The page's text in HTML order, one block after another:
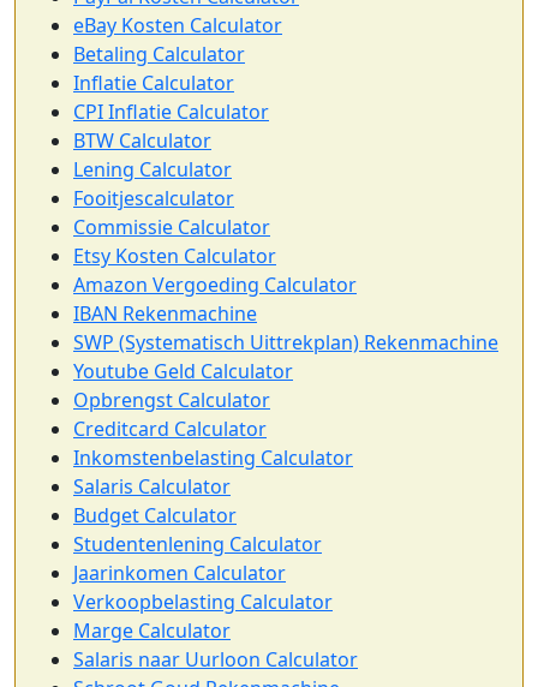
eBay Kosten Calculator
Betaling Calculator
Inflatie Calculator
CPI Inflatie Calculator
BTW Calculator
Lening Calculator
Fooitjescalculator
Commissie Calculator
Etsy Kosten Calculator
Amazon Vergoeding Calculator
IBAN Rekenmachine
SWP (Systematisch Uittrekplan) Rekenmachine
Youtube Geld Calculator
Opbrengst Calculator
Creditcard Calculator
Inkomstenbelasting Calculator
Salaris Calculator
Budget Calculator
Studentenlening Calculator
Jaarinkomen Calculator
Verkoopbelasting Calculator
Marge Calculator
Salaris naar Uurloon Calculator